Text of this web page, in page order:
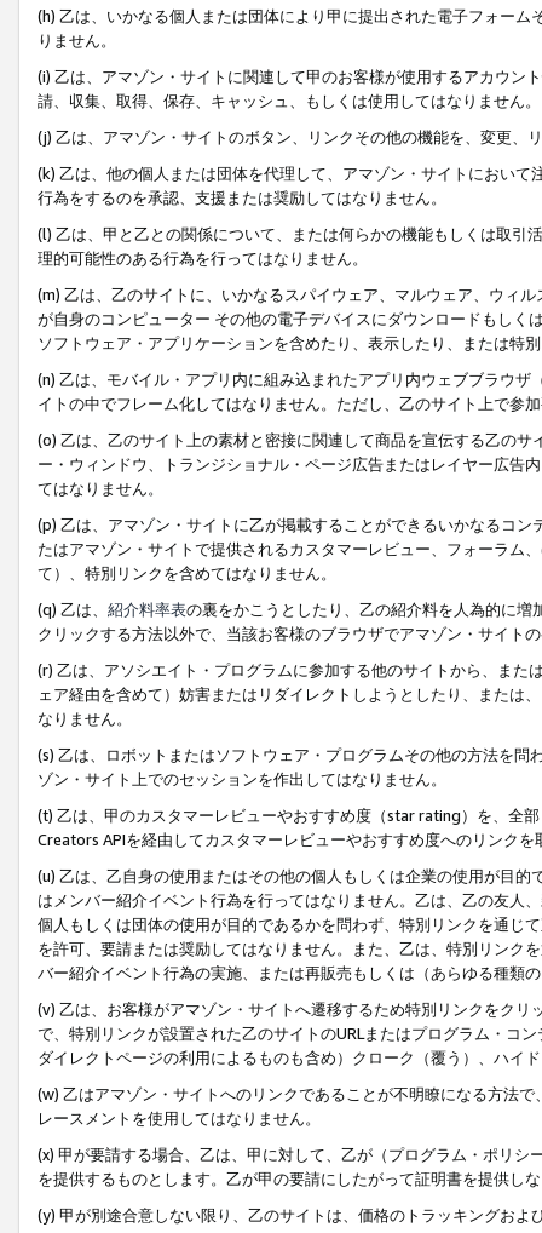
(h) 乙は、いかなる個人または団体により甲に提出された電子フォー
りません。
(i) 乙は、アマゾン・サイトに関連して甲のお客様が使用するアカウン
請、収集、取得、保存、キャッシュ、もしくは使用してはなりません。
(j) 乙は、アマゾン・サイトのボタン、リンクその他の機能を、変更、
(k) 乙は、他の個人または団体を代理して、アマゾン・サイトにおい
行為をするのを承認、支援または奨励してはなりません。
(l) 乙は、甲と乙との関係について、または何らかの機能もしくは取
理的可能性のある行為を行ってはなりません。
(m) 乙は、乙のサイトに、いかなるスパイウェア、マルウェア、ウィ
が自身のコンピューター その他の電子デバイスにダウンロードもし
ソフトウェア・アプリケーションを含めたり、表示したり、または特
(n) 乙は、モバイル・アプリ内に組み込まれたアプリ内ウェブブラウ
イトの中でフレーム化してはなりません。ただし、乙のサイト上で参
(o) 乙は、乙のサイト上の素材と密接に関連して商品を宣伝する乙の
ー・ウィンドウ、トランジショナル・ページ広告またはレイヤー広告
てはなりません。
(p) 乙は、アマゾン・サイトに乙が掲載することができるいかなるコ
たはアマゾン・サイトで提供されるカスタマーレビュー、フォーラム
て）、特別リンクを含めてはなりません。
(q) 乙は、 紹介料率表の裏をかこうとしたり、乙の紹介料を人為的に
クリックする方法以外で、当該お客様のブラウザでアマゾン・サイト
(r) 乙は、アソシエイト・プログラムに参加する他のサイトから、ま
ェア経由を含めて）妨害またはリダイレクトしようとしたり、または
なりません。
(s) 乙は、ロボットまたはソフトウェア・プログラムその他の方法を
ゾン・サイト上でのセッションを作出してはなりません。
(t) 乙は、甲のカスタマーレビューやおすすめ度（star rating）を、全
Creators APIを経由してカスタマーレビューやおすすめ度へのリンクを
(u) 乙は、乙自身の使用またはその他の個人もしくは企業の使用が目
はメンバー紹介イベント行為を行ってはなりません。乙は、乙の友人
個人もしくは団体の使用が目的であるかを問わず、特別リンクを通じ
を許可、要請または奨励してはなりません。また、乙は、特別リンク
バー紹介イベント行為の実施、または再販売もしくは（あらゆる種類
(v) 乙は、お客様がアマゾン・サイトへ遷移するため特別リンクをク
で、特別リンクが設置された乙のサイトのURLまたはプログラム・コ
ダイレクトページの利用によるものも含め）クローク（覆う）、ハイ
(w) 乙はアマゾン・サイトへのリンクであることが不明瞭になる方法
レースメントを使用してはなりません。
(x) 甲が要請する場合、乙は、甲に対して、乙が（プログラム・ポリ
を提供するものとします。乙が甲の要請にしたがって証明書を提供し
(y) 甲が別途合意しない限り、乙のサイトは、価格のトラッキングお